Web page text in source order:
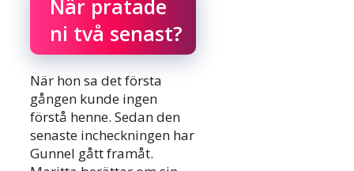
När pratade
ni två senast?
När hon sa det första
gången kunde ingen
förstå henne. Sedan den
senaste incheckningen har
Gunnel gått framåt.